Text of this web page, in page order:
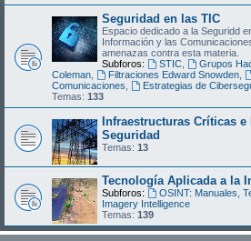
Seguridad en las TIC
Espacio dedicado a la Seguridd
Información y las
amenazas contra esta materia.
Subforos:
STIC, Grupos
Coleman
Filtraciones Edward Snowden,
Comunicaciones
Estrategias de
Temas: 133
Infraestructuras Críticas
Seguridad
Temas: 13
Tecnología Aplicada a la
Subforos: OSINT: Manuales,
Imagery Intelligence
Temas: 139